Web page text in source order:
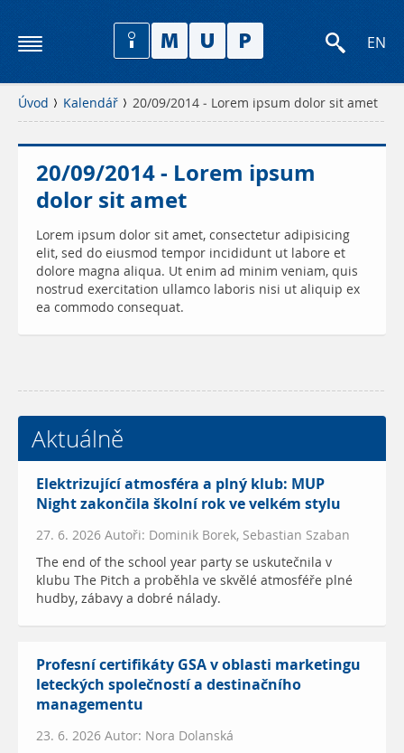
EN
Úvod Kalendář 20/09/2014 - Lorem ipsum dolor sit amet
20/09/2014 - Lorem ipsum
dolor sit amet
Lorem ipsum dolor sit amet, consectetur adipisicing
elit, sed do eiusmod tempor incididunt ut labore et
dolore magna aliqua. Ut enim ad minim veniam, quis
nostrud exercitation ullamco laboris nisi ut aliquip ex
ea commodo consequat.
Aktuálně
Elektrizující atmosféra a plný klub: MUP
Night zakončila školní rok ve velkém stylu
27. 6. 2026 Autoři: Dominik Borek, Sebastian Szaban
The end of the school year party se uskutečnila v
klubu The Pitch a proběhla ve skvělé atmosféře plné
hudby, zábavy a dobré nálady.
Profesní certifikáty GSA v oblasti marketingu
leteckých společností a destinačního
managementu
23. 6. 2026 Autor: Nora Dolanská